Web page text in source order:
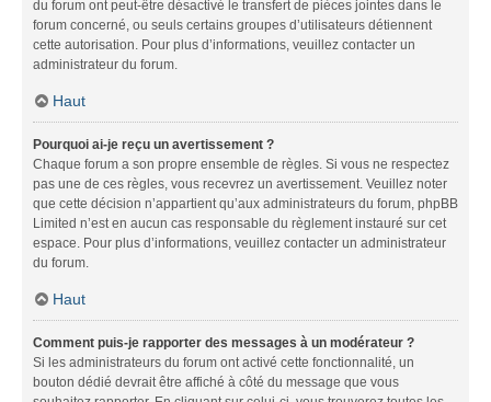
du forum ont peut-être désactivé le transfert de pièces jointes dans le
forum concerné, ou seuls certains groupes d’utilisateurs détiennent
cette autorisation. Pour plus d’informations, veuillez contacter un
administrateur du forum.
Haut
Pourquoi ai-je reçu un avertissement ?
Chaque forum a son propre ensemble de règles. Si vous ne respectez
pas une de ces règles, vous recevrez un avertissement. Veuillez noter
que cette décision n’appartient qu’aux administrateurs du forum, phpBB
Limited n’est en aucun cas responsable du règlement instauré sur cet
espace. Pour plus d’informations, veuillez contacter un administrateur
du forum.
Haut
Comment puis-je rapporter des messages à un modérateur ?
Si les administrateurs du forum ont activé cette fonctionnalité, un
bouton dédié devrait être affiché à côté du message que vous